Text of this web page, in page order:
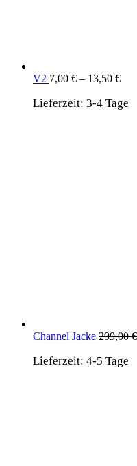
V2 7,00 € – 13,50 €
Lieferzeit: 3-4 Tage
Channel Jacke 299,00€
Lieferzeit: 4-5 Tage